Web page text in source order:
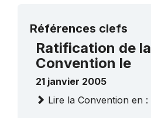
Références clefs
Ratification de la
Convention le
21 janvier 2005
Lire la Convention en :